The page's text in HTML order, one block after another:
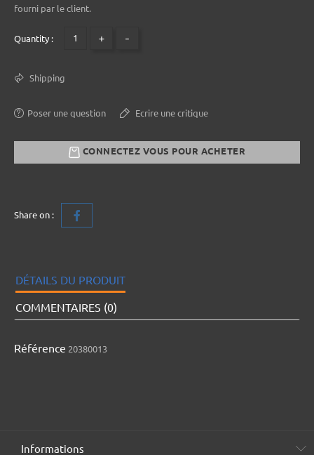
fourni par le client.
Quantity : + -
Shipping
Poser une question Ecrire une critique
CONNECTEZ VOUS POUR ACHETER
Share on :
DÉTAILS DU PRODUIT
COMMENTAIRES (0)
Référence 20380013
Informations